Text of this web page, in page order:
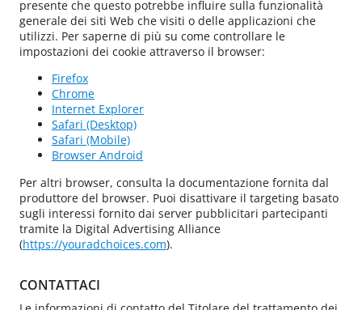
presente che questo potrebbe influire sulla funzionalità
generale dei siti Web che visiti o delle applicazioni che
utilizzi. Per saperne di più su come controllare le
impostazioni dei cookie attraverso il browser:
Firefox
Chrome
Internet Explorer
Safari (Desktop)
Safari (Mobile)
Browser Android
Per altri browser, consulta la documentazione fornita dal
produttore del browser. Puoi disattivare il targeting basato
sugli interessi fornito dai server pubblicitari partecipanti
tramite la Digital Advertising Alliance
(https://youradchoices.com).
CONTATTACI